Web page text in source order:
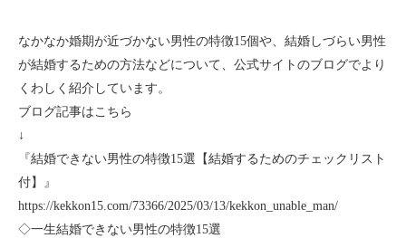
なかなか婚期が近づかない男性の特徴15個や、結婚しづらい男性
が結婚するための方法などについて、公式サイト のブログでより
くわしく紹介しています。
ブログ記事はこちら
↓
『結婚できない男性の特徴15選【結婚するためのチェックリスト
付】』
https://kekkon15.com/73366/2025/03/13/kekkon_unable_man/
◇一生結婚できない男性の特徴15選